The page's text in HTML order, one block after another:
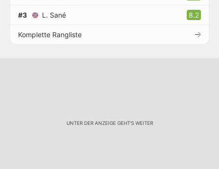
#3 L. Sané 8.2
Komplette Rangliste
UNTER DER ANZEIGE GEHT'S WEITER